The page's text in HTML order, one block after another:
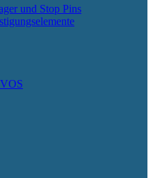
und Stop Pins